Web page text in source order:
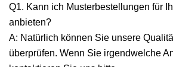
Q1. Kann ich Musterbestellungen für
anbieten?
A: Natürlich können Sie unsere
überprüfen. Wenn Sie irgendwelche